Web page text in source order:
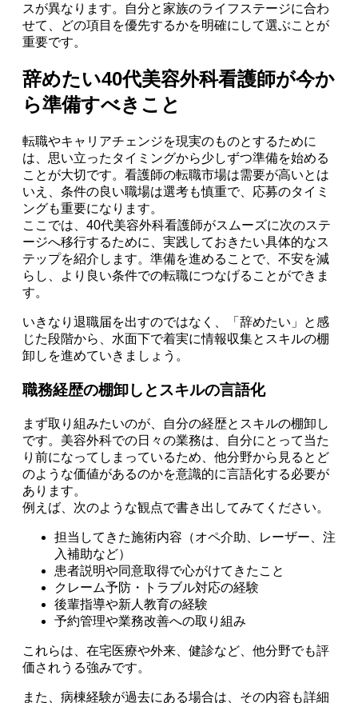
スが異なります。自分と家族のライフステージに合わ
せて、どの項目を優先するかを明確にして選ぶことが
重要です。
辞めたい40代美容外科看護師が今か
ら準備すべきこと
転職やキャリアチェンジを現実のものとするために
は、思い立ったタイミングから少しずつ準備を始める
ことが大切です。看護師の転職市場は需要が高いとは
いえ、条件の良い職場は選考も慎重で、応募のタイミ
ングも重要になります。
ここでは、40代美容外科看護師がスムーズに次のステ
ージへ移行するために、実践しておきたい具体的なス
テップを紹介します。準備を進めることで、不安を減
らし、より良い条件での転職につなげることができま
す。
いきなり退職届を出すのではなく、「辞めたい」と感
じた段階から、水面下で着実に情報収集とスキルの棚
卸しを進めていきましょう。
職務経歴の棚卸しとスキルの言語化
まず取り組みたいのが、自分の経歴とスキルの棚卸し
です。美容外科での日々の業務は、自分にとって当た
り前になってしまっているため、他分野から見るとど
のような価値があるのかを意識的に言語化する必要が
あります。
例えば、次のような観点で書き出してみてください。
担当してきた施術内容（オペ介助、レーザー、注
入補助など）
患者説明や同意取得で心がけてきたこと
クレーム予防・トラブル対応の経験
後輩指導や新人教育の経験
予約管理や業務改善への取り組み
これらは、在宅医療や外来、健診など、他分野でも評
価されうる強みです。
また、病棟経験が過去にある場合は、その内容も詳細